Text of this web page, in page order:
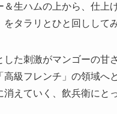
＆生ハムの上から、仕上
タラリとひと回しして
した刺激がマンゴーの甘
高級フレンチ」の領域へ
消えていく、飲兵衛にと